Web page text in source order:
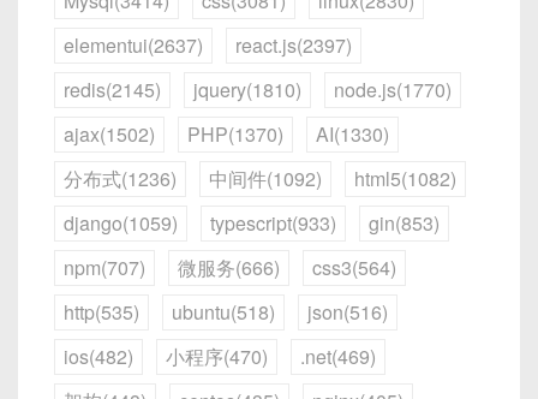
elementui(2637)
react.js(2397)
redis(2145)
jquery(1810)
node.js(1770)
ajax(1502)
PHP(1370)
AI(1330)
分布式(1236)
中间件(1092)
html5(1082)
django(1059)
typescript(933)
gin(853)
npm(707)
微服务(666)
css3(564)
http(535)
ubuntu(518)
json(516)
ios(482)
小程序(470)
.net(469)